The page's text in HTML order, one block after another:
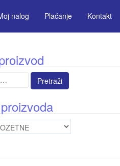
nalog Plaćanje Kontakt